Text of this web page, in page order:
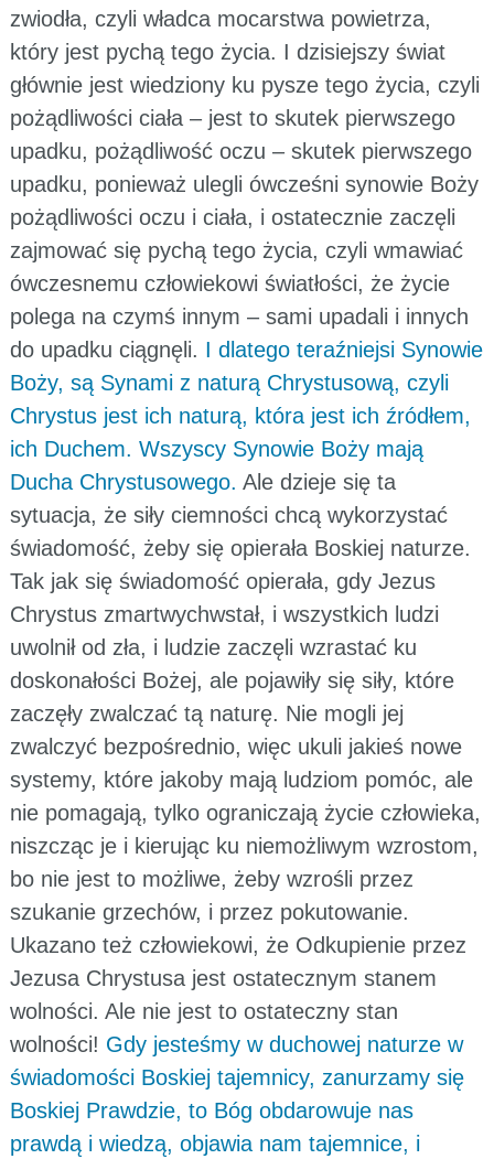
zwiodła, czyli władca mocarstwa powietrza,
który jest pychą tego życia. I dzisiejszy świat
głównie jest wiedziony ku pysze tego życia, czyli
pożądliwości ciała – jest to skutek pierwszego
upadku, pożądliwość oczu – skutek pierwszego
upadku, ponieważ ulegli ówcześni synowie Boży
pożądliwości oczu i ciała, i ostatecznie zaczęli
zajmować się pychą tego życia, czyli wmawiać
ówczesnemu człowiekowi światłości, że życie
polega na czymś innym – sami upadali i innych
do upadku ciągnęli. I dlatego teraźniejsi Synowie
Boży, są Synami z naturą Chrystusową, czyli
Chrystus jest ich naturą, która jest ich źródłem,
ich Duchem. Wszyscy Synowie Boży mają
Ducha Chrystusowego. Ale dzieje się ta
sytuacja, że siły ciemności chcą wykorzystać
świadomość, żeby się opierała Boskiej naturze.
Tak jak się świadomość opierała, gdy Jezus
Chrystus zmartwychwstał, i wszystkich ludzi
uwolnił od zła, i ludzie zaczęli wzrastać ku
doskonałości Bożej, ale pojawiły się siły, które
zaczęły zwalczać tą naturę. Nie mogli jej
zwalczyć bezpośrednio, więc ukuli jakieś nowe
systemy, które jakoby mają ludziom pomóc, ale
nie pomagają, tylko ograniczają życie człowieka,
niszcząc je i kierując ku niemożliwym wzrostom,
bo nie jest to możliwe, żeby wzrośli przez
szukanie grzechów, i przez pokutowanie.
Ukazano też człowiekowi, że Odkupienie przez
Jezusa Chrystusa jest ostatecznym stanem
wolności. Ale nie jest to ostateczny stan
wolności! Gdy jesteśmy w duchowej naturze w
świadomości Boskiej tajemnicy, zanurzamy się
Boskiej Prawdzie, to Bóg obdarowuje nas
prawdą i wiedzą, objawia nam tajemnice, i